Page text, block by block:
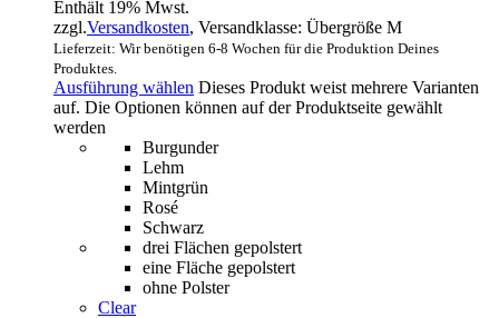
Enthält 19% Mwst.
zzgl.Versandkosten, Versandklasse: Übergröße M
Lieferzeit: Wir benötigen 6-8 Wochen für die Produktion Deines
Produktes.
Ausführung wählen Dieses Produkt weist mehrere Varianten
auf. Die Optionen können auf der Produktseite gewählt
werden
Burgunder
Lehm
Mintgrün
Rosé
Schwarz
drei Flächen gepolstert
eine Fläche gepolstert
ohne Polster
Clear